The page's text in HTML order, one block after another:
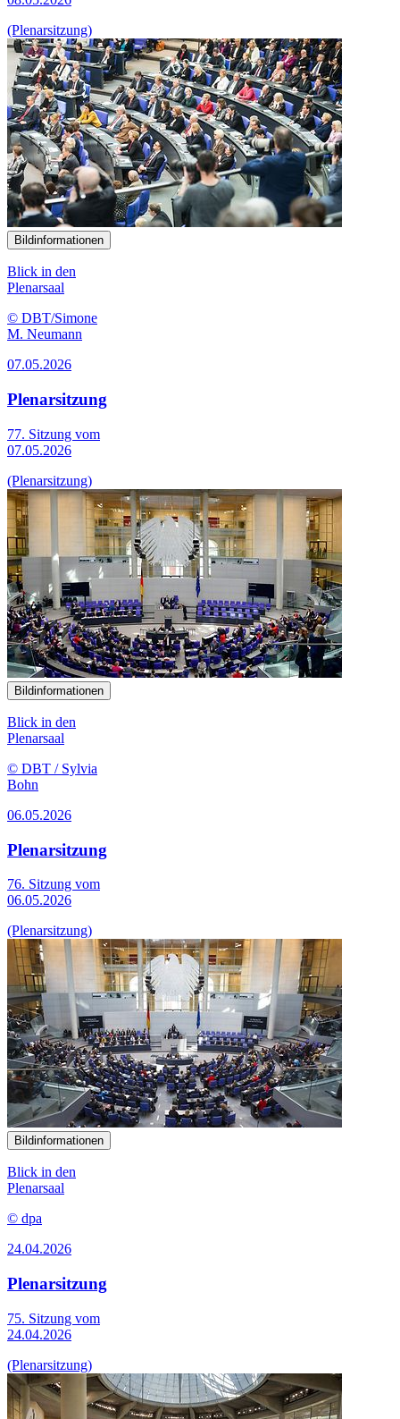
(Plenarsitzung)
Bildinformationen
Blick in den
Plenarsaal
© DBT/Simone
M. Neumann
07.05.2026
Plenarsitzung
77. Sitzung vom
07.05.2026
(Plenarsitzung)
Bildinformationen
Blick in den
Plenarsaal
© DBT / Sylvia
Bohn
06.05.2026
Plenarsitzung
76. Sitzung vom
06.05.2026
(Plenarsitzung)
Bildinformationen
Blick in den
Plenarsaal
© dpa
24.04.2026
Plenarsitzung
75. Sitzung vom
24.04.2026
(Plenarsitzung)